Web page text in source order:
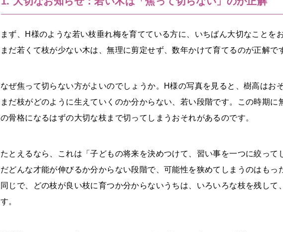
まず、H様のような若い枝垂れ梅を育てている方に、いちばん大切なことを
まだ若くて枝が少ない木は、無理に剪定せず、数年かけて育てるのが正解で
なぜ焦って切らない方がよいのでしょうか。H様の写真を見ると、樹高はお
まだ枝がどのように生えていくのか分からない、若い段階です。この時期に
の骨格になるはずの大切な枝まで切ってしまうおそれがあるのです。
たとえるなら、これは「子どもの将来を決めつけて、習い事を一つに絞って
だどんな才能が伸びるか分からない段階で、可能性を狭めてしまうのはもっ
同じで、どの枝が良い枝に育つか分からないうちは、いろいろな枝を残して
す。